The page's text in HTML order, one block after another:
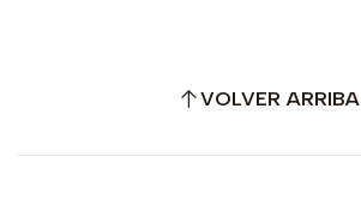
VOLVER ARRIBA